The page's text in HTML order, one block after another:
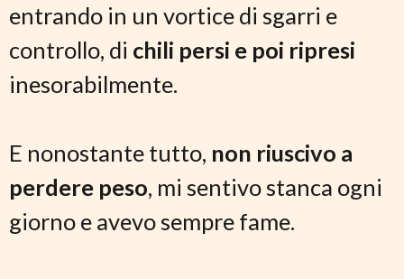
entrando in un vortice di sgarri e
controllo, di chili persi e poi ripresi
inesorabilmente.
E nonostante tutto, non riuscivo a
perdere peso, mi sentivo stanca ogni
giorno e avevo sempre fame.